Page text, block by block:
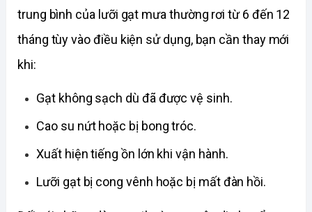
trung bình của lưỡi gạt mưa thường rơi từ 6 đến 12
tháng tùy vào điều kiện sử dụng, bạn cần thay mới
khi:
Gạt không sạch dù đã được vệ sinh.
Cao su nứt hoặc bị bong tróc.
Xuất hiện tiếng ồn lớn khi vận hành.
Lưỡi gạt bị cong vênh hoặc bị mất đàn hồi.